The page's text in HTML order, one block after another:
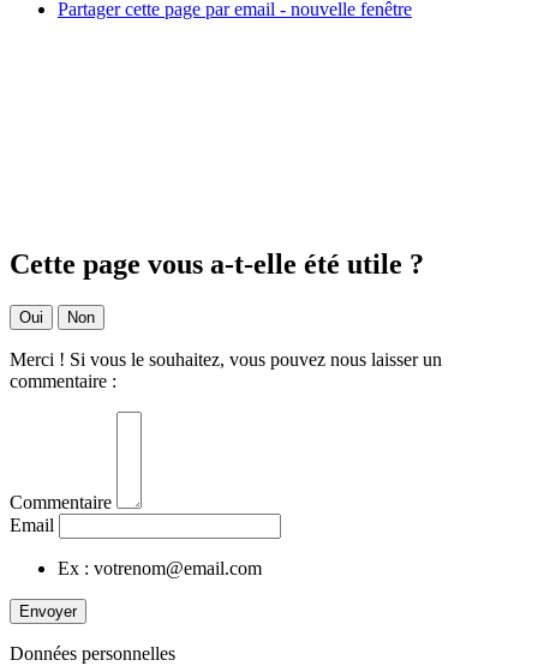
Partager cette page par email - nouvelle fenêtre
Cette page vous a-t-elle été utile ?
Oui Non
Merci ! Si vous le souhaitez, vous pouvez nous laisser un
commentaire :
Commentaire
Email
Ex : votrenom@email.com
Envoyer
Données personnelles